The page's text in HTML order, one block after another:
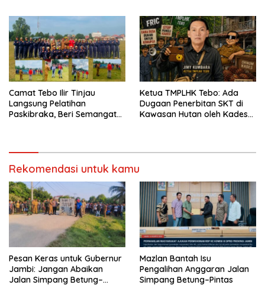
Camat Tebo Ilir Tinjau
Langsung Pelatihan
Paskibraka, Beri Semangat
Ketua TMPLHK Tebo: Ada
Dugaan Penerbitan SKT di
Kawasan Hutan oleh Kades
Rekomendasi untuk kamu
Pesan Keras untuk Gubernur
Jambi: Jangan Abaikan
Jalan Simpang Betung–
Mazlan Bantah Isu
Pengalihan Anggaran Jalan
Simpang Betung–Pintas